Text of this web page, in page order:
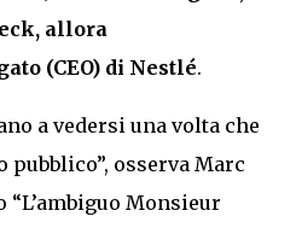
allora
(CEO) di Nestlé.
a vedersi una volta che
osserva Marc
Monsieur